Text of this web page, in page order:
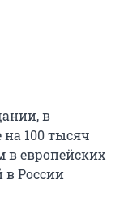
в
на 100 тысяч
в европейских
в России